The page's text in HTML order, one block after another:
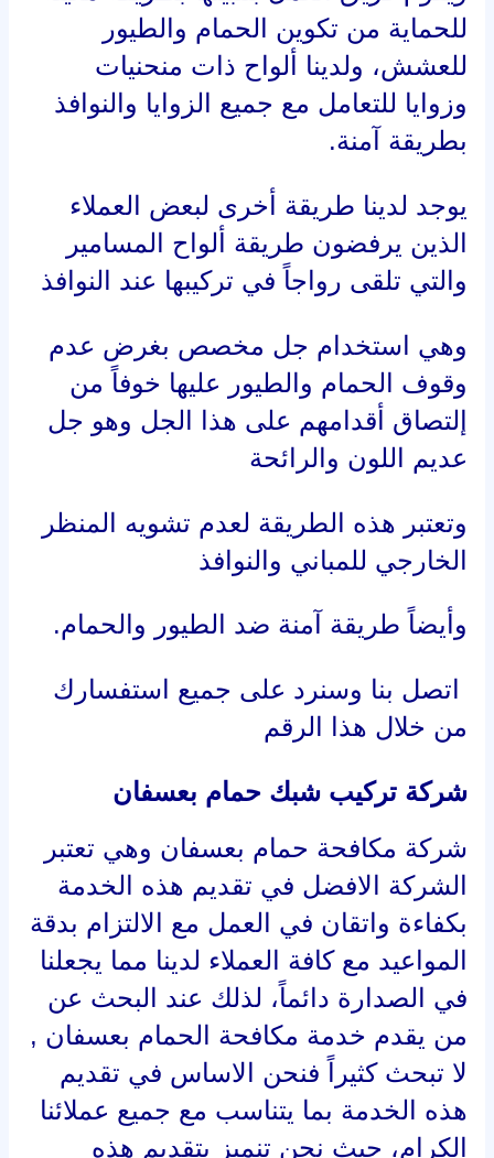
إلتصاق أقدامهم على هذا الجل وهو جل
عديم اللون والرائحة
وتعتبر هذه الطريقة لعدم تشويه المنظر
الخارجي للمباني والنوافذ
وأيضاً طريقة آمنة ضد الطيور والحمام.
اتصل بنا وسنرد على جميع استفسارك
شركة تركيب شبك حمام بعسفان
شركة مكافحة حمام بعسفان وهي تعتبر
الشركة الافضل في تقديم هذه الخدمة
بكفاءة واتقان في العمل مع الالتزام بدقة
المواعيد مع كافة العملاء لدينا مما يجعلنا
من يقدم خدمة مكافحة الحمام بعسفان ,
هذه الخدمة بما يتناسب مع جميع عملائنا
الكرام، حيث نحن تنميز بتقديم هذه
الخدمة بأرخص الاسعار الممكنة التي
عسفان, وتقديم أفضل العروضات
والخصومات التي يبحث عنها الجميع
بجانب متابعة العمل بإتقان شديد تحت
فريق عمل رائع ومدرب على حل جميع
المشاكل التي من الممكن ان تواجه
العملاء بصفة مستمرة.
شركة مكافحة حمام بعسفان